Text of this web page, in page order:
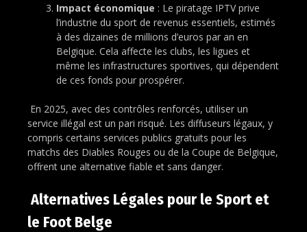
Impact économique : Le piratage IPTV prive
l’industrie du sport de revenus essentiels, estimés
à des dizaines de millions d’euros par an en
Belgique. Cela affecte les clubs, les ligues et
même les infrastructures sportives, qui dépendent
de ces fonds pour prospérer.
En 2025, avec des contrôles renforcés, utiliser un
service illégal est un pari risqué. Les diffuseurs légaux, y
compris certains services publics gratuits pour les
matchs des Diables Rouges ou de la Coupe de Belgique,
offrent une alternative fiable et sans danger.
Alternatives Légales pour le Sport et
le Foot Belge